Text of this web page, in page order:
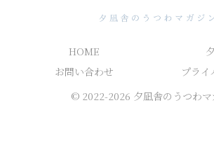
HOME
お問い合わせ
プライ
© 2022-2026 夕凪舎のうつわマ